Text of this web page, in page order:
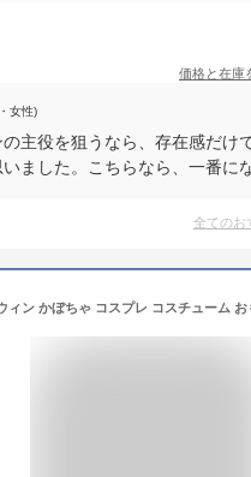
価格と在庫
女性)
主役を狙うなら、存在感だけ
いました。こちらなら、一番に
全てのお